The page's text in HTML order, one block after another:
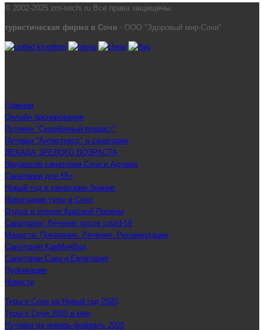
© 2002-2025 zm-sochi.ru Все права защищены.
туристическая фирма в Сочи - ООО "Здоровый мир-Сочи"
Главная
Онлайн бронирование
Путевки "Серебряный возраст"
Путевки "Антистресс" в санатории
ДЕКАДА ЗРЕЛОГО ВОЗРАСТА
Недорогие санатории Сочи и Адлера
Санатории для 55+
Новый год в санатории Знание
Новогодние туры в Сочи
Отдых в отелях Красной Поляны
Санатории: Лечение после covid-19
Мацеста: Показания. Лечение. Рекомендации
Санатории КавМинВод
Санатории Саки и Евпатория
Публикации
Новости
Туры в Сочи на Новый год 2020
Туры в Сочи 2020 в мае
Путевки на январь-февраль 2020